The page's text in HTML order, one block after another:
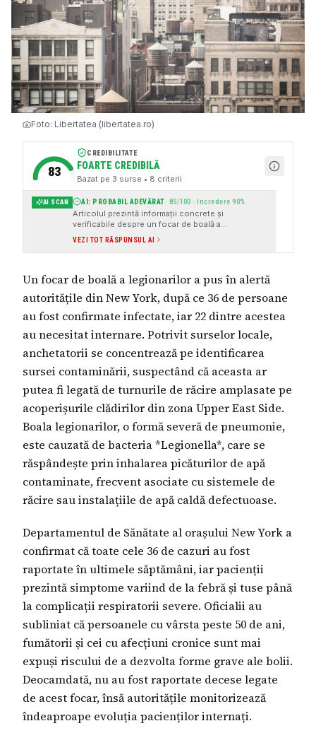
Foto: Libertatea (libertatea.ro)
83
CREDIBILITATE
FOARTE CREDIBILĂ
Bazat pe 3 surse • 8 criterii
AI SCAN AI: PROBABIL ADEVĂRAT· 85/100 · încredere90%
Articolul prezintă informații concrete și
verificabile despre un focar de boală a
legionarilor în New York, inclusiv numărul de
cazuri confirmate și internări. Sursele citate sunt
instituționale și reputate, cum ar fi Departamentul
prezintă, de asemenea, informații despre cauzele
și simptomele bolii, precum și măsurile luate de
autorități pentru a preveni răspândirea acesteia.
VEZI TOT RĂSPUNSUL AI
Un focar de boală a legionarilor a pus în alertă
autoritățile din New York, după ce 36 de persoane
au fost confirmate infectate, iar 22 dintre acestea
au necesitat internare. Potrivit surselor locale,
anchetatorii se concentrează pe identificarea
sursei contaminării, suspectând că aceasta ar
putea fi legată de turnurile de răcire amplasate pe
acoperișurile clădirilor din zona Upper East Side.
Boala legionarilor, o formă severă de pneumonie,
este cauzată de bacteria *Legionella*, care se
răspândește prin inhalarea picăturilor de apă
contaminate, frecvent asociate cu sistemele de
răcire sau instalațiile de apă caldă defectuoase.
Departamentul de Sănătate al orașului New York a
confirmat că toate cele 36 de cazuri au fost
raportate în ultimele săptămâni, iar pacienții
prezintă simptome variind de la febră și tuse până
la complicații respiratorii severe. Oficialii au
subliniat că persoanele cu vârsta peste 50 de ani,
fumătorii și cei cu afecțiuni cronice sunt mai
expuși riscului de a dezvolta forme grave ale bolii.
Deocamdată, nu au fost raportate decese legate
de acest focar, însă autoritățile monitorizează
îndeaproape evoluția pacienților internați.